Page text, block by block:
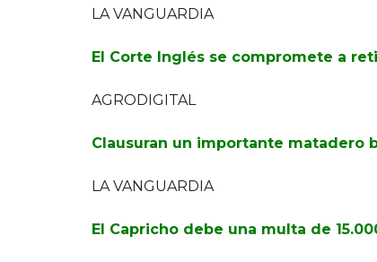
LA VANGUARDIA
El Corte Inglés se compromete a
AGRODIGITAL
Clausuran un importante matadero
LA VANGUARDIA
El Capricho debe una multa de